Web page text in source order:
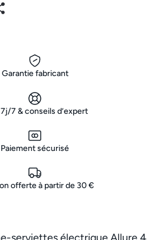
Garantie fabricant
7 & conseils d’expert
Paiement sécurisé
offerte à partir de 30 €